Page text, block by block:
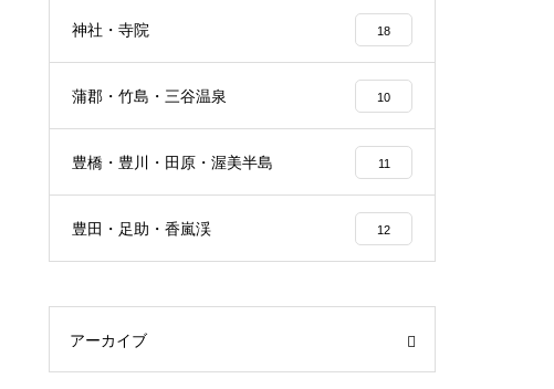
神社・寺院 18
蒲郡・竹島・三谷温泉 10
豊橋・豊川・田原・渥美半島 11
豊田・足助・香嵐渓 12
アーカイブ